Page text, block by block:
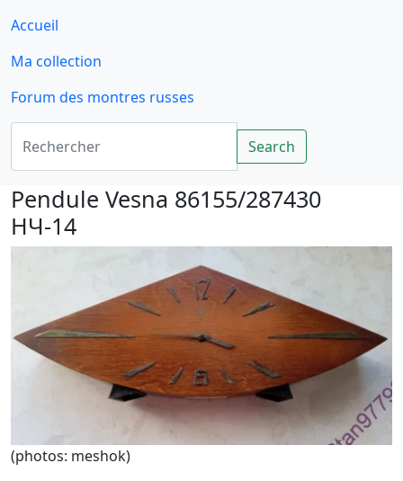
Accueil
Ma collection
Forum des montres russes
Rechercher
Search
Pendule Vesna 86155/287430
HЧ-14
(photos: meshok)